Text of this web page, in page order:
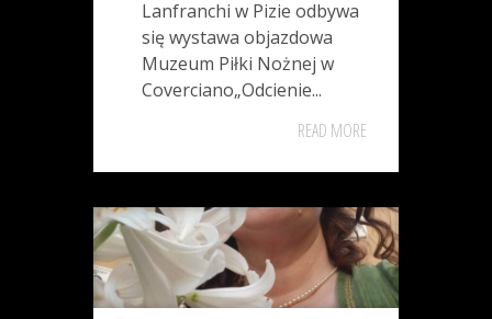
Lanfranchi w Pizie odbywa
się wystawa objazdowa
Muzeum Piłki Nożnej w
Coverciano„Odcienie...
READ MORE